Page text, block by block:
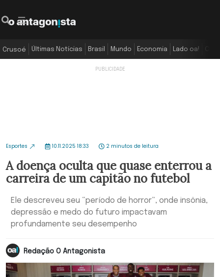
Crusoé Últimas Notícias Brasil Mundo Economia Lado oa!
Esportes 10.11.2025 18:33 2 minutos de leitura
A doença oculta que quase enterrou a
carreira de um capitão no futebol
Ele descreveu seu “período de horror”, onde insônia,
depressão e medo do futuro impactavam
profundamente seu desempenho
Redação O Antagonista